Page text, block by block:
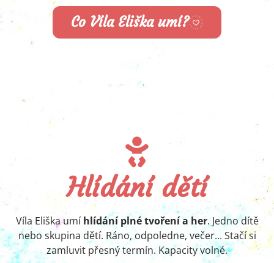
Co Víla Eliška umí?
Hlídání dětí
Víla Eliška umíhlídání plné tvoření a her. Jedno dítě
nebo skupina dětí. Ráno, odpoledne, večer... Stačí si
zamluvit přesný termín. Kapacity volné.